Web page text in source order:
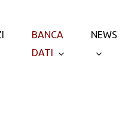
BANCA
DATI
NEWS